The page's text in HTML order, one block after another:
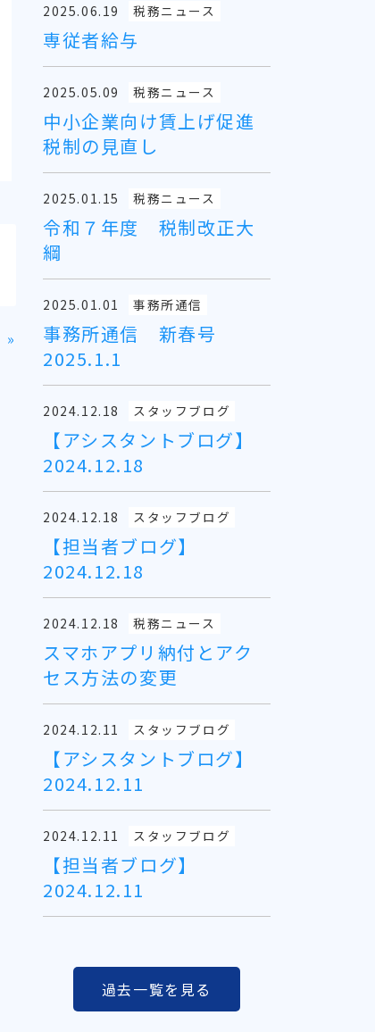
»
2025.06.19 税務ニュース
専従者給与
2025.05.09 税務ニュース
中小企業向け賃上げ促進
税制の見直し
2025.01.15 税務ニュース
令和７年度 税制改正大
綱
2025.01.01 事務所通信
事務所通信 新春号
2025.1.1
2024.12.18 スタッフブログ
【アシスタントブログ】
2024.12.18
2024.12.18 スタッフブログ
【担当者ブログ】
2024.12.18
2024.12.18 税務ニュース
スマホアプリ納付とアク
セス方法の変更
2024.12.11 スタッフブログ
【アシスタントブログ】
2024.12.11
2024.12.11 スタッフブログ
【担当者ブログ】
2024.12.11
過去一覧を見る